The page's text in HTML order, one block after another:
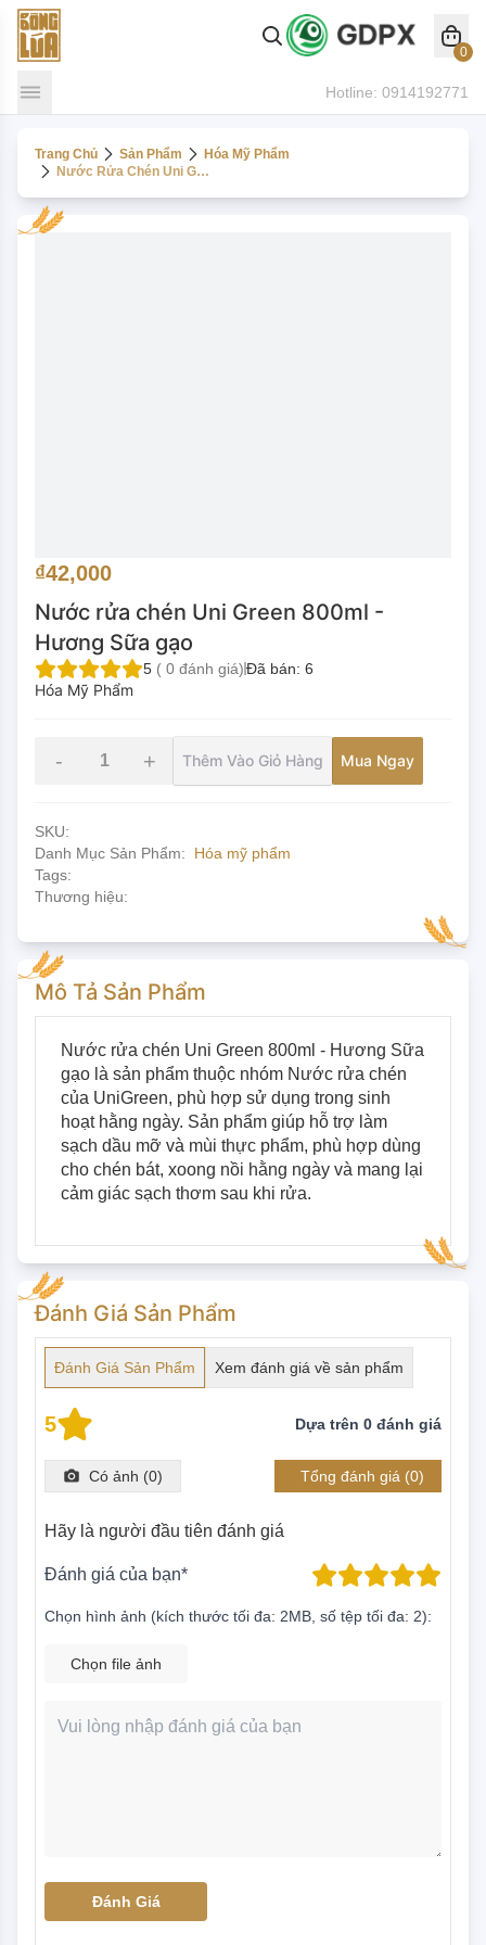
0
Hotline: 0914192771
Trang Chủ Sản Phẩm
Hóa Mỹ Phẩm
Nước Rửa Chén Uni Green 800ml - Hương Sữa Gạo
₫42,000
Nước rửa chén Uni Green 800ml -
Hương Sữa gạo
5 ( 0 đánh giá)Đã bán: 6
Hóa Mỹ Phẩm
- + Thêm Vào Giỏ Hàng Mua Ngay
SKU:
Danh Mục Sản Phẩm:
Hóa mỹ phẩm
Tags:
Thương hiệu:
Mô Tả Sản Phẩm
Nước rửa chén Uni Green 800ml - Hương Sữa
gạo là sản phẩm thuộc nhóm Nước rửa chén
của UniGreen, phù hợp sử dụng trong sinh
hoạt hằng ngày. Sản phẩm giúp hỗ trợ làm
sạch dầu mỡ và mùi thực phẩm, phù hợp dùng
cho chén bát, xoong nồi hằng ngày và mang lại
cảm giác sạch thơm sau khi rửa.
Đánh Giá Sản Phẩm
Đánh Giá Sản Phẩm Xem đánh giá về sản phẩm
5 Dựa trên 0 đánh giá
Có ảnh (0) Tổng đánh giá (0)
Hãy là người đầu tiên đánh giá
Đánh giá của bạn*
Chọn hình ảnh (kích thước tối đa: 2MB, số tệp tối đa: 2):
Chọn file ảnh
Đánh Giá